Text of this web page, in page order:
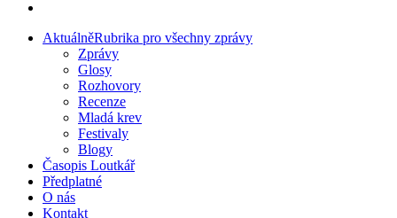
AktuálněRubrika pro všechny zprávy
Zprávy
Glosy
Rozhovory
Recenze
Mladá krev
Festivaly
Blogy
Časopis Loutkář
Předplatné
O nás
Kontakt